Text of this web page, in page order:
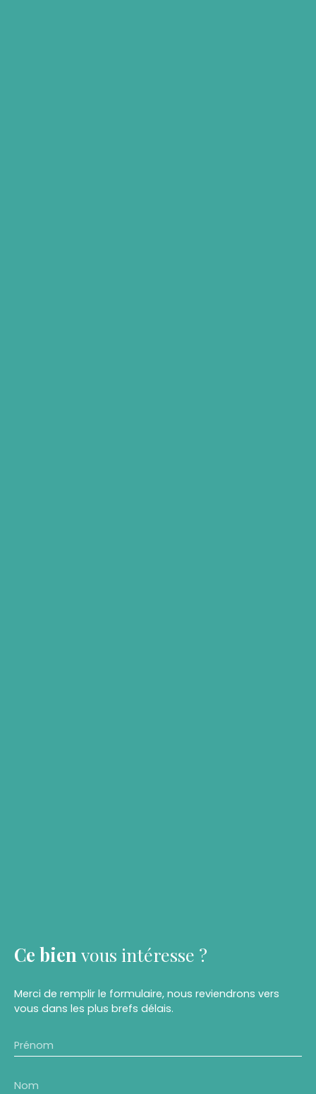
Ce bien vous intéresse ?
Merci de remplir le formulaire, nous reviendrons vers
vous dans les plus brefs délais.
Prénom
Nom